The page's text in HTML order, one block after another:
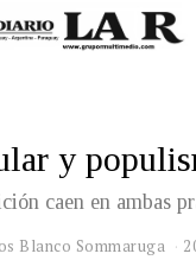
y
caen en ambas
Blanco Sommaruga